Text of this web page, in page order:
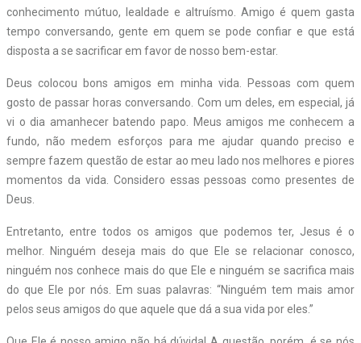
conhecimento mútuo, lealdade e altruísmo. Amigo é quem gasta
tempo conversando, gente em quem se pode confiar e que está
disposta a se sacrificar em favor de nosso bem-estar.
Deus colocou bons amigos em minha vida. Pessoas com quem
gosto de passar horas conversando. Com um deles, em especial, já
vi o dia amanhecer batendo papo. Meus amigos me conhecem a
fundo, não medem esforços para me ajudar quando preciso e
sempre fazem questão de estar ao meu lado nos melhores e piores
momentos da vida. Considero essas pessoas como presentes de
Deus.
Entretanto, entre todos os amigos que podemos ter, Jesus é o
melhor. Ninguém deseja mais do que Ele se relacionar conosco,
ninguém nos conhece mais do que Ele e ninguém se sacrifica mais
do que Ele por nós. Em suas palavras: “Ninguém tem mais amor
pelos seus amigos do que aquele que dá a sua vida por eles.”